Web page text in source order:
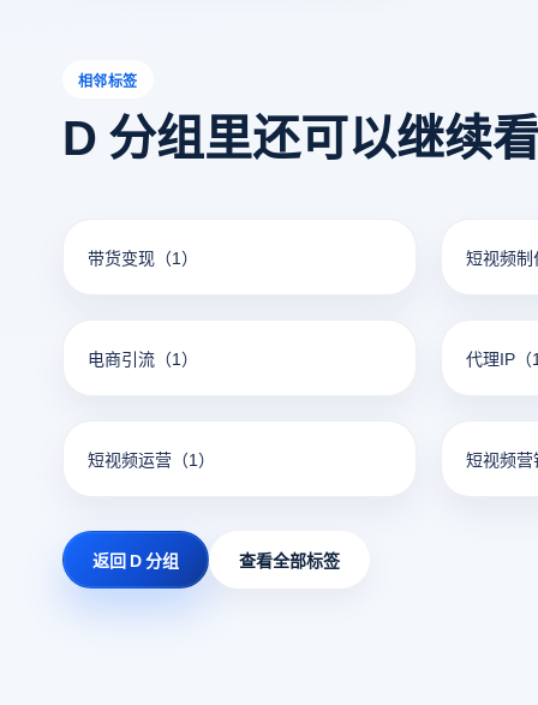
相邻标签
D 分组里还可以继续
带货变现 （1） 短视频制
电商引流 （1） 代理IP
短视频运营 （1） 短视频营
返回 D 分组 查看全部标签